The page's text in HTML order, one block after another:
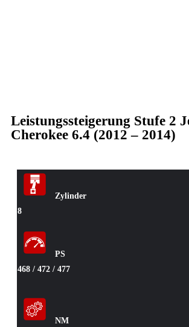
Leistungssteigerung Stufe 2
Cherokee 6.4 (2012 – 2014)
Zylinder
8
PS
468 / 472 / 477
NM